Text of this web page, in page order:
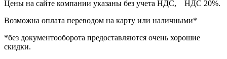
Цены на сайте компании указаны без учета НДС, НДС 20%.
Возможна оплата переводом на карту или наличными*
*без документооборота предоставляются очень хорошие
скидки.